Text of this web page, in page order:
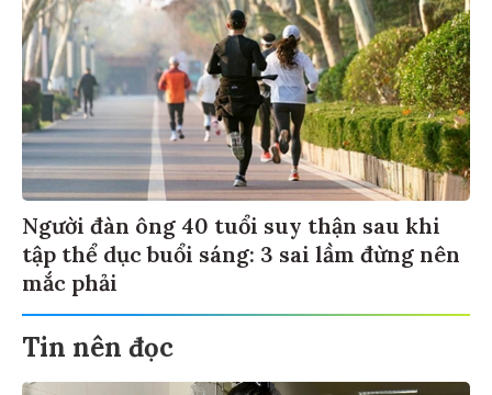
Người đàn ông 40 tuổi suy thận sau khi
tập thể dục buổi sáng: 3 sai lầm đừng nên
mắc phải
Tin nên đọc